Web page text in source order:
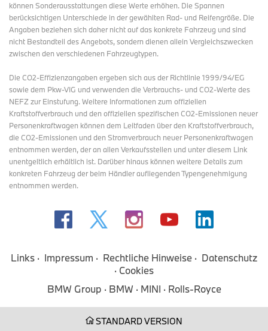
können Sonderausstattungen diese Werte erhöhen. Die Spannen
berücksichtigen Unterschiede in der gewählten Rad- und Reifengröße. Die
Angaben beziehen sich daher nicht auf das konkrete Fahrzeug und sind
nicht Bestandteil des Angebots, sondern dienen allein Vergleichszwecken
zwischen den verschiedenen Fahrzeugtypen.
Die CO2-Effizienzangaben ergeben sich aus der Richtlinie 1999/94/EG
sowie dem Pkw-VIG und verwenden die Verbrauchs- und CO2-Werte des
NEFZ zur Einstufung. Weitere Informationen zum offiziellen
Kraftstoffverbrauch und den offiziellen spezifischen CO2-Emissionen neuer
Personenkraftwagen können dem Leitfaden über den Kraftstoffverbrauch,
die CO2-Emissionen und den Stromverbrauch neuer Personenkraftwagen
entnommen werden, der an allen Verkaufsstellen und unter diesem Link
unentgeltlich erhältlich ist. Darüber hinaus können weitere Details zum
konkreten Fahrzeug der beim Händler aufliegenden Typengenehmigung
entnommen werden.
Links Impressum Rechtliche Hinweise
Datenschutz
Cookies
BMW Group
BMW MINI Rolls-Royce
STANDARD VERSION